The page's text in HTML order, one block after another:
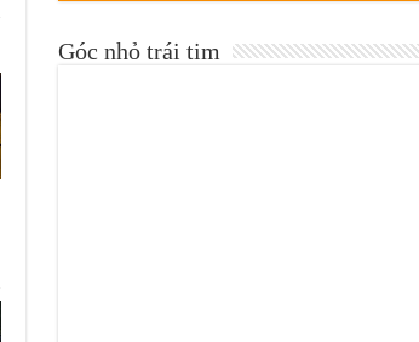
Góc nhỏ trái tim